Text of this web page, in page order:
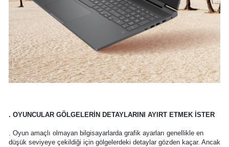
. OYUNCULAR GÖLGELERİN DETAYLARINI AYIRT ETMEK İSTER
. Oyun amaçlı olmayan bilgisayarlarda grafik ayarları genellikle en
düşük seviyeye çekildiği için gölgelerdeki detaylar gözden kaçar. Ancak